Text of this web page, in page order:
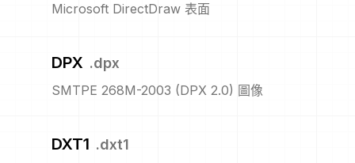
Microsoft DirectDraw 表面
DPX .dpx
SMTPE 268M-2003 (DPX 2.0) 圖像
DXT1 .dxt1